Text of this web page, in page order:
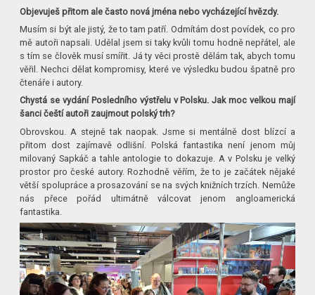
Objevuješ přitom ale často nová jména nebo vycházející hvězdy.
Musím si být ale jistý, že to tam patří. Odmítám dost povídek, co pro
mě autoři napsali. Udělal jsem si taky kvůli tomu hodně nepřátel, ale
s tím se člověk musí smířit. Já ty věci prostě dělám tak, abych tomu
věřil. Nechci dělat kompromisy, které ve výsledku budou špatně pro
čtenáře i autory.
Chystá se vydání Posledního výstřelu v Polsku. Jak moc velkou mají
šanci čeští autoři zaujmout polský trh?
Obrovskou. A stejně tak naopak. Jsme si mentálně dost blízcí a
přitom dost zajímavě odlišní. Polská fantastika není jenom můj
milovaný Sapkáč a tahle antologie to dokazuje. A v Polsku je velký
prostor pro české autory. Rozhodně věřím, že to je začátek nějaké
větší spolupráce a prosazování se na svých knižních trzích. Nemůže
nás přece pořád ultimátně válcovat jenom angloamerická
fantastika.